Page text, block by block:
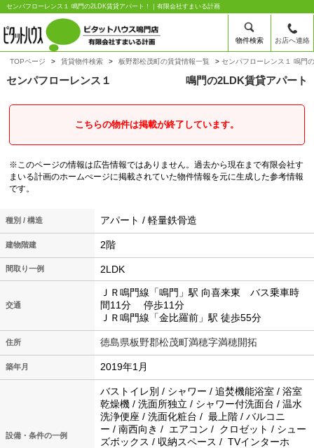
物件検索 お店へ連絡
センパフローレンス１ 鳴門の2LDK賃貸アパート！｜有限会社すまいる計画
TOPページ 賃貸物件検索 板野郡松茂町の賃貸情報一覧 センパフローレンス１ 鳴門
センパフローレンス１ 鳴門の2LDK賃貸アパート
こちらの物件は掲載が終了しています。
※このページの情報は広告情報ではありません。過去から現在まで有限会社す
まいる計画のホームぺージに掲載されていた物件情報を元に生成した参考情報
です。
種別 / 構造 アパート / 軽量鉄骨造
建物階建 2階
間取り一例 2LDK
交通
ＪＲ鳴門線「鳴門」駅 向喜来東 バス乗車時
間11分 停歩11分
ＪＲ鳴門線「金比羅前」駅 徒歩55分
住所 徳島県板野郡松茂町満穂字満穂開拓
築年月 2019年1月
設備・条件の一例
バストイレ別 / シャワー / 追焚機能浴室 / 浴室
乾燥機 / 洗面所独立 / シャワー付洗面台 / 温水
洗浄便座 / 洗面化粧台 / 最上階 / バルコニ
ー / 南西向き / エアコン / クロゼット / シュー
ズボックス / 収納スペース / TVインターホ